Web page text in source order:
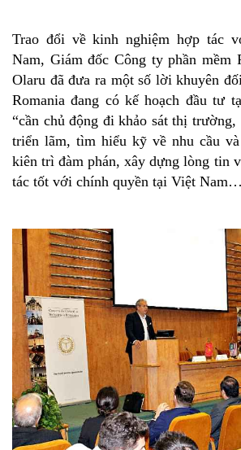
Trao đổi về kinh nghiệm hợp tác
Nam, Giám đốc Công ty phần mềm
Olaru đã đưa ra một số lời khuyên
Romania đang có kế hoạch đầu tư
“cần chủ động đi khảo sát thị
triển lãm, tìm hiểu kỹ về nhu cầu
kiên trì đàm phán, xây dựng lòng tin
tác tốt với chính quyền tại Việt